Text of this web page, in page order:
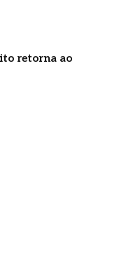
retorna ao